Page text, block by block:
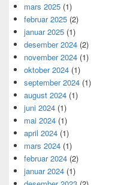
mars 2025 (1)
februar 2025 (2)
januar 2025 (1)
desember 2024 (2)
november 2024 (1)
oktober 2024 (1)
september 2024 (1)
august 2024 (1)
juni 2024 (1)
mai 2024 (1)
april 2024 (1)
mars 2024 (1)
februar 2024 (2)
januar 2024 (1)